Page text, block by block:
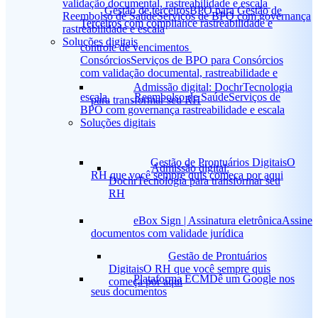
Gestão de terceirosBPO para Gestão de
Terceiros com compliance rastreabilidade e
controle de vencimentos
ConsórciosServiços de BPO para Consórcios
com validação documental, rastreabilidade e
escala
Reembolso de SaúdeServiços de
BPO com governança rastreabilidade e escala
Soluções digitais
Admissão digital:
DochrTecnologia para transformar seu
RH
Gestão de Prontuários
DigitaisO RH que você sempre quis
começa por aqui
validação documental, rastreabilidade e escala
Reembolso de SaúdeServiços de BPO com governança
rastreabilidade e escala
Soluções digitais
Admissão digital: DochrTecnologia
para transformar seu RH
Gestão de Prontuários DigitaisO
RH que você sempre quis começa por aqui
eBox Sign | Assinatura eletrônicaAssine
documentos com validade jurídica
Plataforma ECMDê um Google nos
seus documentos